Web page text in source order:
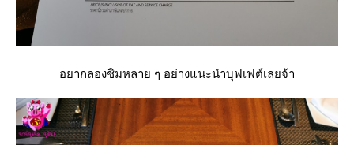
อยากลองชิมหลาย ๆ อย่างแนะนำบุฟเฟต์เลยจ้า